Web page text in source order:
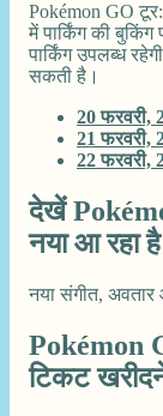
Pokémon GO
में पार्किंग की
पार्किंग उपलब्ध
सकती है।
20 फरवरी,
21 फरवरी,
22 फरवरी,
देखें
नया आ रहा
नया संगीत,
Pokémon
टिकट